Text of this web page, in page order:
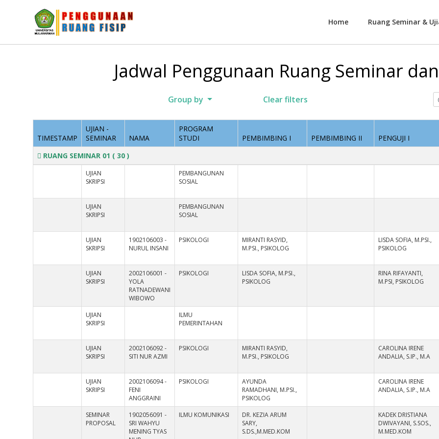
Home Ruang Seminar &
Jadwal Penggunaan Ruang Seminar
Group by Clear filters
TIMESTAMP
UJIAN -
SEMINAR
NAMA
PROGRAM
STUDI
PEMBIMBING I PEMBIMBING II
PENGUJI I
RUANG SEMINAR 01 ( 30 )
UJIAN
SKRIPSI
PEMBANGUNAN
SOSIAL
UJIAN
SKRIPSI
PEMBANGUNAN
SOSIAL
UJIAN
SKRIPSI
1902106003 -
NURUL INSANI
PSIKOLOGI
MIRANTI RASYID,
M.PSI., PSIKOLOG
LISDA SOFIA, M.PSI.,
PSIKOLOG
UJIAN
SKRIPSI
2002106001 -
YOLA
RATNADEWANI
WIBOWO
PSIKOLOGI
LISDA SOFIA, M.PSI.,
PSIKOLOG
RINA RIFAYANTI,
M.PSI, PSIKOLOG
UJIAN
SKRIPSI
ILMU
PEMERINTAHAN
UJIAN
SKRIPSI
2002106092 -
SITI NUR AZMI
PSIKOLOGI
MIRANTI RASYID,
M.PSI., PSIKOLOG
CAROLINA IRENE
ANDALIA, S.IP., M.A
UJIAN
SKRIPSI
2002106094 -
FENI
ANGGRAINI
PSIKOLOGI
AYUNDA
RAMADHANI, M.PSI.,
PSIKOLOG
CAROLINA IRENE
ANDALIA, S.IP., M.A
SEMINAR
PROPOSAL
1902056091 -
SRI WAHYU
MENING TYAS
ILMU KOMUNIKASI
DR. KEZIA ARUM
SARY,
S.DS.,M.MED.KOM
KADEK DRISTIANA
DWIVAYANI, S.SOS.,
M.MED.KOM